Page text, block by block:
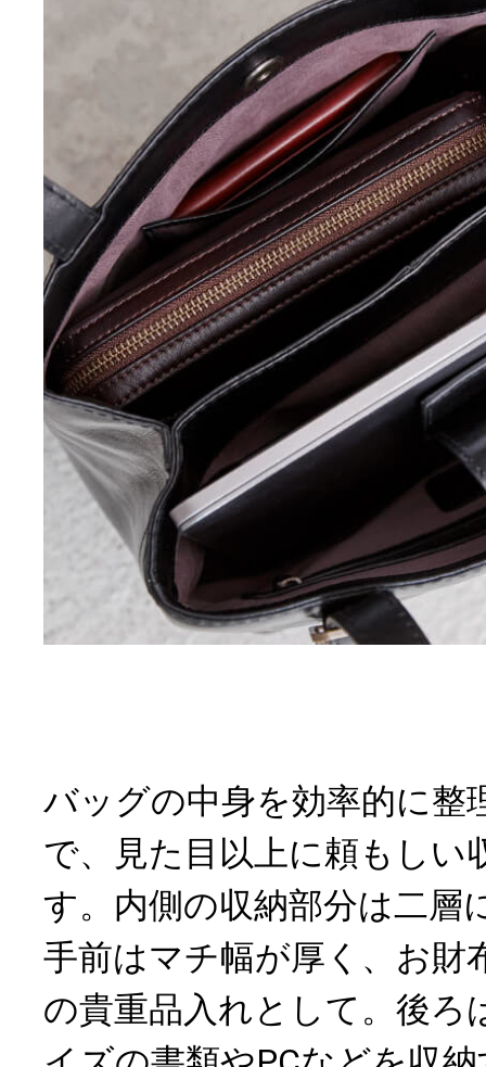
バッグの中身を効率的に整
で、見た目以上に頼もしい
す。内側の収納部分は二層
手前はマチ幅が厚く、お財
の貴重品入れとして。後ろ